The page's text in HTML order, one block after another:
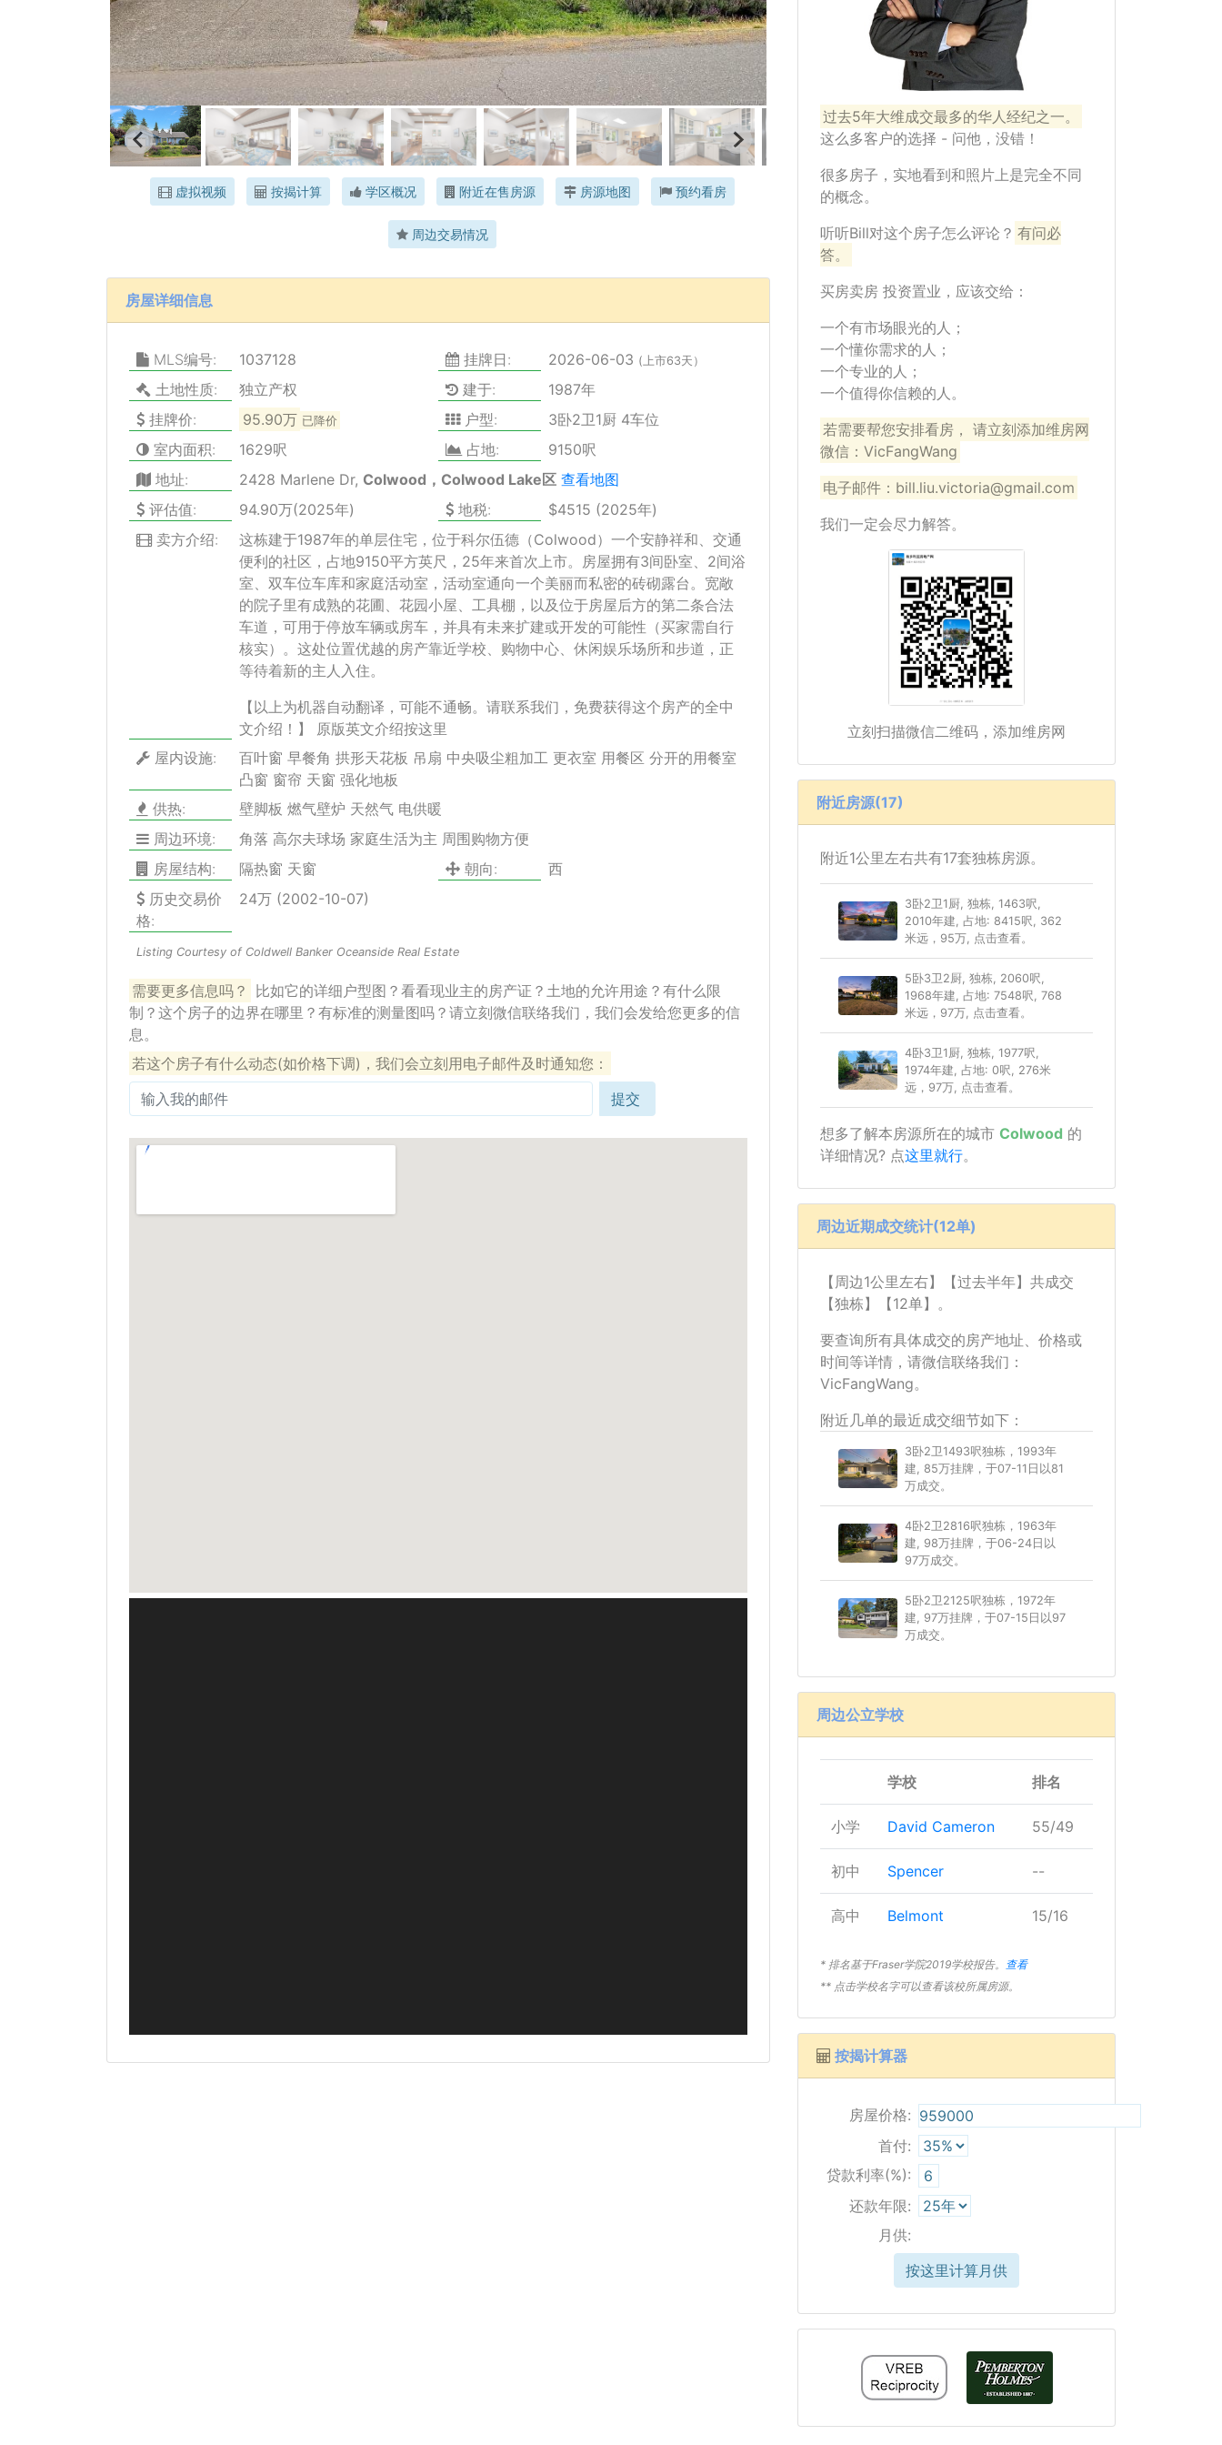
虚拟视频 按揭计算 学区概况 附近在售房源 房源地图 预约看房
周边交易情况
房屋详细信息
MLS编号: 1037128 挂牌日: 2026-06-03 (上市63天）
土地性质: 独立产权 建于:
1987年
挂牌价:
95.90万 已降价 户型:
3卧2卫1厨 4车位
室内面积:
1629呎 占地:
9150呎
地址:
2428 Marlene Dr, Colwood，Colwood Lake区 查看地图
评估值:
94.90万(2025年) 地税:
$4515 (2025年)
卖方介绍:
这栋建于1987年的单层住宅，位于科尔伍德（Colwood）一个安静祥和、交通
便利的社区，占地9150平方英尺，25年来首次上市。房屋拥有3间卧室、2间浴
室、双车位车库和家庭活动室，活动室通向一个美丽而私密的砖砌露台。宽敞
的院子里有成熟的花圃、花园小屋、工具棚，以及位于房屋后方的第二条合法
车道，可用于停放车辆或房车，并具有未来扩建或开发的可能性（买家需自行
核实）。这处位置优越的房产靠近学校、购物中心、休闲娱乐场所和步道，正
等待着新的主人入住。
【以上为机器自动翻译，可能不通畅。请联系我们，免费获得这个房产的全中
文介绍！】 原版英文介绍按这里
屋内设施:
百叶窗 早餐角 拱形天花板 吊扇 中央吸尘粗加工 更衣室 用餐区 分开的用餐室
凸窗 窗帘 天窗 强化地板
供热:
壁脚板 燃气壁炉 天然气 电供暖
周边环境:
角落 高尔夫球场 家庭生活为主 周围购物方便
房屋结构:
隔热窗 天窗 朝向:
西
历史交易价
格:
24万 (2002-10-07)
Listing Courtesy of Coldwell Banker Oceanside Real Estate
需要更多信息吗？
比如它的详细户型图？看看现业主的房产证？土地的允许用途？有什么限
制？这个房子的边界在哪里？有标准的测量图吗？请立刻微信联络我们，我们会发给您更多的信
息。
若这个房子有什么动态(如价格下调)，我们会立刻用电子邮件及时通知您：
提交
过去5年大维成交最多的华人经纪之一。
这么多客户的选择 - 问他，没错！
很多房子，实地看到和照片上是完全不同
的概念。
听听Bill对这个房子怎么评论？ 有问必
答。
买房卖房 投资置业，应该交给：
一个有市场眼光的人；
一个懂你需求的人；
一个专业的人；
一个值得你信赖的人。
若需要帮您安排看房， 请立刻添加维房网
微信：VicFangWang
电子邮件：bill.liu.victoria@gmail.com
我们一定会尽力解答。
立刻扫描微信二维码，添加维房网
附近房源(17)
附近1公里左右共有17套独栋房源。
3卧2卫1厨, 独栋, 1463呎,
2010年建, 占地: 8415呎, 362
米远，95万, 点击查看。
5卧3卫2厨, 独栋, 2060呎,
1968年建, 占地: 7548呎, 768
米远，97万, 点击查看。
4卧3卫1厨, 独栋, 1977呎,
1974年建, 占地: 0呎, 276米
远，97万, 点击查看。
想多了解本房源所在的城市 Colwood 的
详细情况? 点这里就行。
周边近期成交统计(12单)
【周边1公里左右】【过去半年】共成交
【独栋】【12单】。
要查询所有具体成交的房产地址、价格或
时间等详情，请微信联络我们：
VicFangWang。
附近几单的最近成交细节如下：
3卧2卫1493呎独栋，1993年
建, 85万挂牌，于07-11日以81
万成交。
4卧2卫2816呎独栋，1963年
建, 98万挂牌，于06-24日以
97万成交。
5卧2卫2125呎独栋，1972年
建, 97万挂牌，于07-15日以97
万成交。
周边公立学校
学校 排名
小学 David Cameron 55/49
初中 Spencer --
高中 Belmont 15/16
* 排名基于Fraser学院2019学校报告。 查看
** 点击学校名字可以查看该校所属房源。
按揭计算器
房屋价格:
首付:
贷款利率(%):
还款年限:
月供:
按这里计算月供